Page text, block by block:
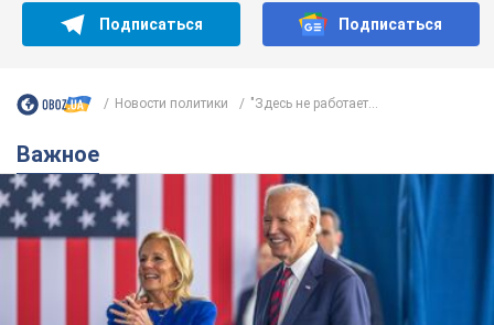
Подписаться Подписаться
Новости политики "Здесь не работает...
Важное